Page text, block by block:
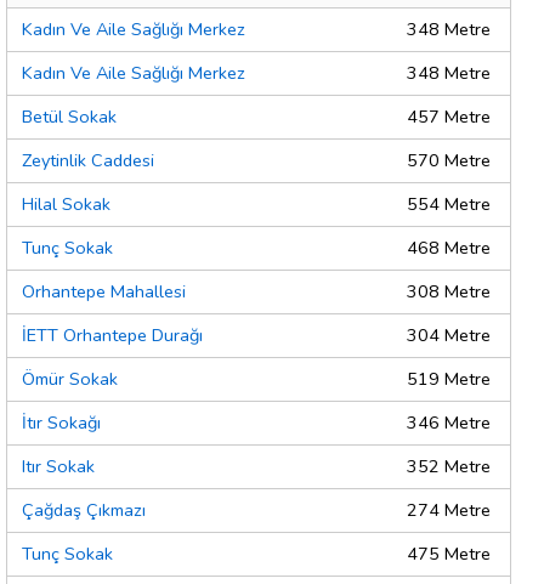
Kadın Ve Aile Sağlığı Merkez
348 Metre
Kadın Ve Aile Sağlığı Merkez
348 Metre
Betül Sokak
457 Metre
Zeytinlik Caddesi
570 Metre
Hilal Sokak
554 Metre
Tunç Sokak
468 Metre
Orhantepe Mahallesi
308 Metre
İETT Orhantepe Durağı
304 Metre
Ömür Sokak
519 Metre
İtır Sokağı
346 Metre
Itır Sokak
352 Metre
Çağdaş Çıkmazı
274 Metre
Tunç Sokak
475 Metre